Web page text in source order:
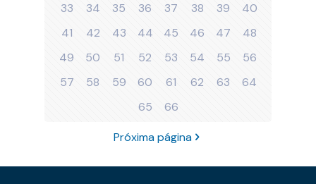
33
34 35 36 37 38 39
40
41
42 43 44 45 46 47
48
49
50 51 52 53 54 55
56
57
58 59 60 61 62 63
64
65
66
Próxima página